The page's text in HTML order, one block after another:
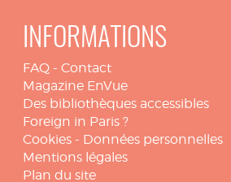
INFORMATIONS
FAQ - Contact
Magazine EnVue
Des bibliothèques accessibles
Foreign in Paris ?
Cookies - Données personnelles
Mentions légales
Plan du site